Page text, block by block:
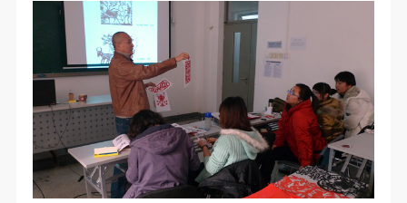
任和经济责任。
参与活动者在参与活动时应当在美术馆工作人员及活
动导师、教师指导下进行，并正确的使用活动中所涉
及到的绘画工具、创作材料及配套设备、设施，若参
与者因个人原因在使用相应绘画工具、创作材料及配
套设备、设施造成个人受伤、伤害他人及造成相应工
具、材料、设备或设施的故障或损坏。参与活动者应
任和经济责任。
参与活动者在参与活动时应当在美术馆工作人员及活
动导师、教师指导下进行，并正确的使用活动中所涉
及到的绘画工具、创作材料及配套设备、设施，若参
与者因个人原因在使用相应绘画工具、创作材料及配
套设备、设施造成个人受伤、伤害他人及造成相应工
具、材料、设备或设施的故障或损坏。参与活动者应
任和经济责任。
参与活动者在参与活动时应当在美术馆工作人员及活
动导师、教师指导下进行，并正确的使用活动中所涉
及到的绘画工具、创作材料及配套设备、设施，若参
与者因个人原因在使用相应绘画工具、创作材料及配
套设备、设施造成个人受伤、伤害他人及造成相应工
具、材料、设备或设施的故障或损坏。参与活动者应